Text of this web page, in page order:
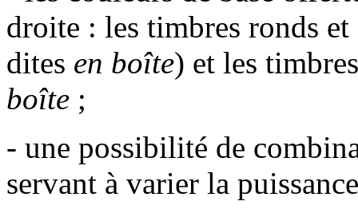
droite : les timbres ronds
dites en boîte) et les
boîte ;
- une possibilité de
servant à varier la